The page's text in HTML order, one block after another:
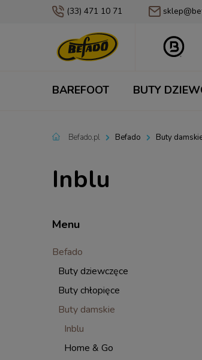
(33) 471 10 71
BAREFOOT BUTY
Befado.pl Befado Buty
Inblu
Menu
Befado
Buty dziewczęce
Buty chłopięce
Buty damskie
Inblu
Home & Go